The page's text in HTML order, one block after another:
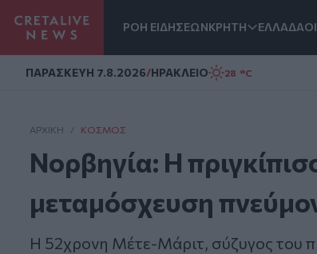
ΡΟΗ ΕΙΔΗΣΕΩΝΚΡΗΤΗ ΕΛΛΑΔΑ
ΠΑΡΑΣΚΕΥΗ 7.8.2026/ΗΡΑΚΛΕΙΟ 28 °C
ΑΡΧΙΚΗ / ΚΌΣΜΟΣ
Νορβηγία: Η
μεταμόσχευση
Η 52χρονη Μέτε-Μάριτ, σύζυγος του